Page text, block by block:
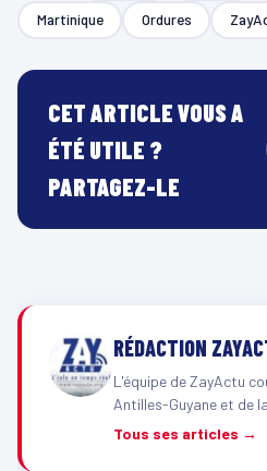
Martinique Ordures
CET ARTICLE VOUS A
ÉTÉ UTILE ?
PARTAGEZ-LE
RÉDACTION
L'équipe de ZayActu
Antilles-Guyane et de
Tous ses articles →